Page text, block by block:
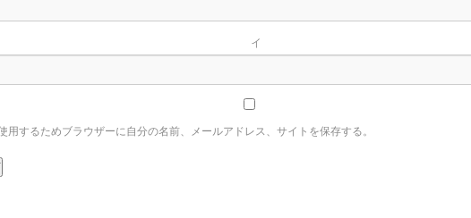
イ
用するためブラウザーに自分の名前、メールアドレス、サイトを保存する。